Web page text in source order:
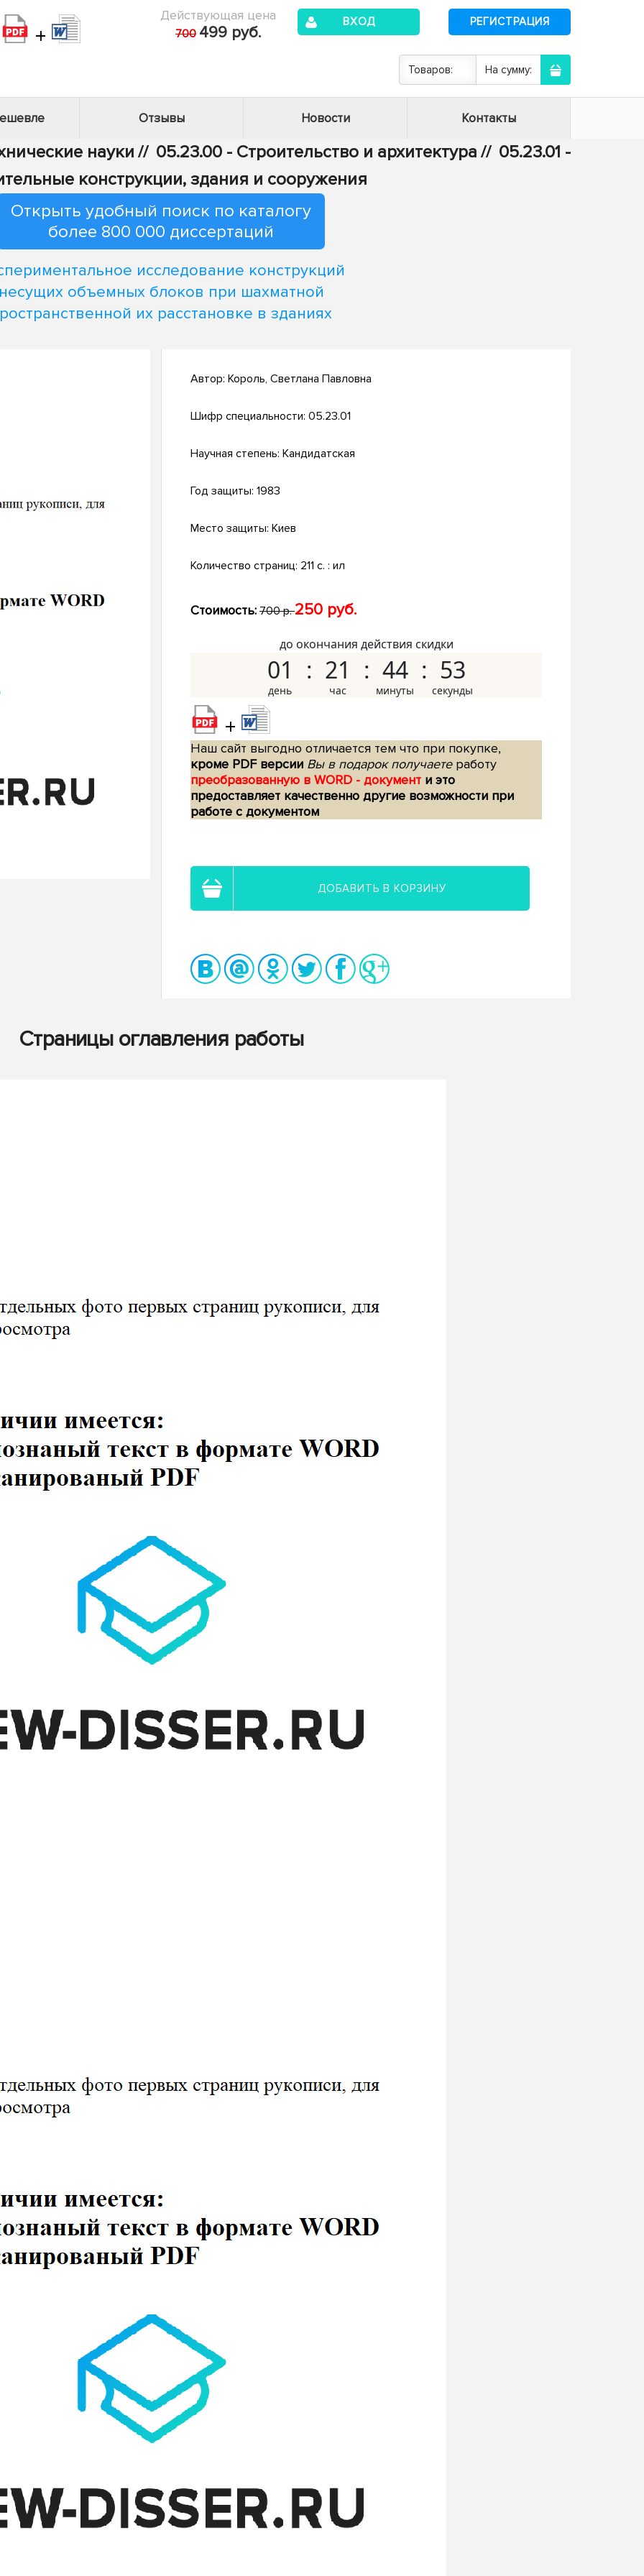
+
Действующая цена
700 499 руб.
ВХОД РЕГИСТРАЦИЯ
Товаров: На сумму:
Отзывы Новости Контакты
науки // 05.23.00 - Строительство и архитектура // 05.23.01 -
конструкции, здания и сооружения
Открыть удобный поиск по каталогу
более 800 000 диссертаций
исследование конструкций
объемных блоков при шахматной
их расстановке в зданиях
Автор: Король, Светлана Павловна
Шифр специальности: 05.23.01
Научная степень: Кандидатская
Год защиты: 1983
Место защиты: Киев
Количество страниц: 211 c. : ил
Стоимость: 700 р.250 руб.
до окончания действия скидки
01 21 44 52
+
Наш сайт выгодно отличается тем что при покупке,
кроме PDF версии Вы в подарок получаетеработу
преобразованную в WORD - документ и это
предоставляет качественно другие возможности при
работе с документом
ДОБАВИТЬ В КОРЗИНУ
Страницы оглавления работы